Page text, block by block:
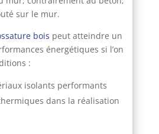
sur le mur.
bois peut atteindre un
énergétiques si l’on
:
isolants performants
dans la réalisation